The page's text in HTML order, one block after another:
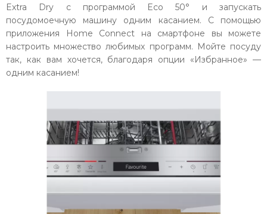
Extra Dry с программой Eco 50° и запускать
посудомоечную машину одним касанием. С помощью
приложения Home Connect на смартфоне вы можете
настроить множество любимых программ. Мойте посуду
так, как вам хочется, благодаря опции «Избранное» —
одним касанием!